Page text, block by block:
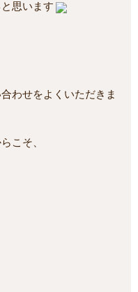
思います
わせをよくいただきま
こそ、